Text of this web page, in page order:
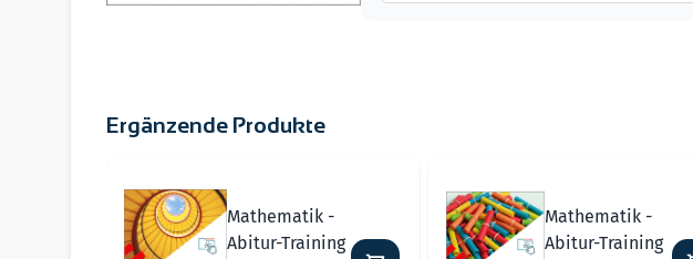
Ergänzende Produkte
Mathematik -
Abitur-Training
Mathematik -
Abitur-Training